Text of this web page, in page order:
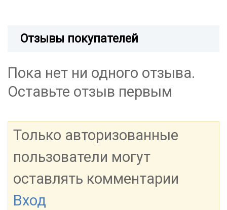
Отзывы покупателей
Пока нет ни одного отзыва.
Оставьте отзыв первым
Только авторизованные
пользователи могут
оставлять комментарии
Вход